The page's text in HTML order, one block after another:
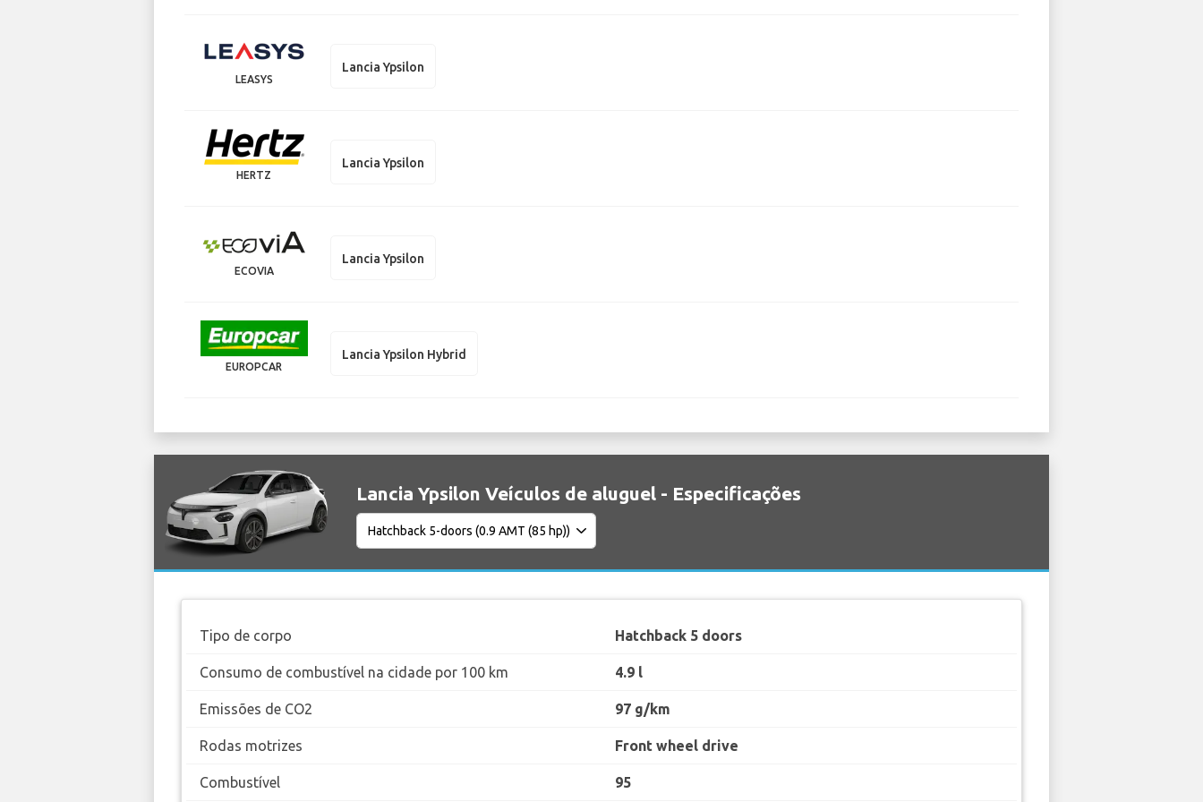
LEASYS
Lancia Ypsilon
HERTZ
Lancia Ypsilon
ECOVIA
Lancia Ypsilon
EUROPCAR
Lancia Ypsilon Hybrid
Lancia Ypsilon Veículos de aluguel - Especificações
Tipo de corpo Hatchback 5 doors
Consumo de combustível na cidade por 100 km 4.9 l
Emissões de CO2 97 g/km
Rodas motrizes Front wheel drive
Combustível 95